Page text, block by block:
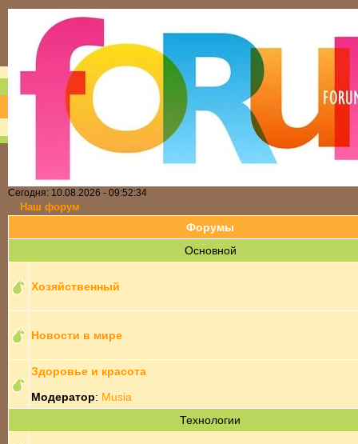
Сегодня: 10.08.2026 - 09:52:34
Наш форум
Форумы
Основной
Хозяйственный
Новости в мире
Здоровье и красота
Модератор: Musia
Технологии